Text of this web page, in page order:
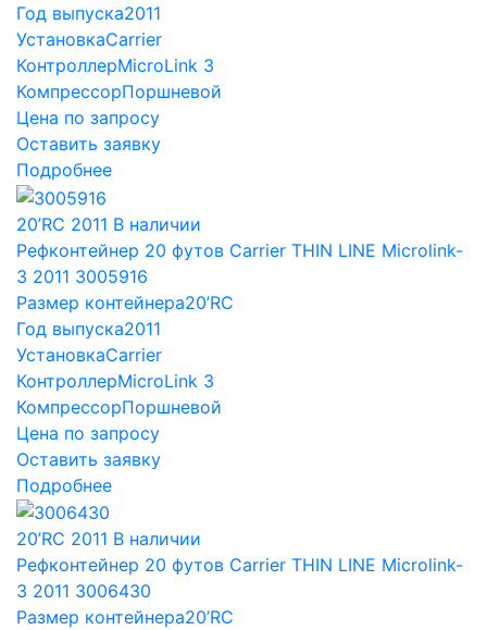
Год выпуска2011
УстановкаCarrier
КонтроллерMicroLink 3
КомпрессорПоршневой
Цена по запросу
Оставить заявку
Подробнее
20’RC 2011 В наличии
Рефконтейнер 20 футов Carrier THIN LINE Microlink-
3 2011 3005916
Размер контейнера20’RC
Год выпуска2011
УстановкаCarrier
КонтроллерMicroLink 3
КомпрессорПоршневой
Цена по запросу
Оставить заявку
Подробнее
20’RC 2011 В наличии
Рефконтейнер 20 футов Carrier THIN LINE Microlink-
3 2011 3006430
Размер контейнера20’RC